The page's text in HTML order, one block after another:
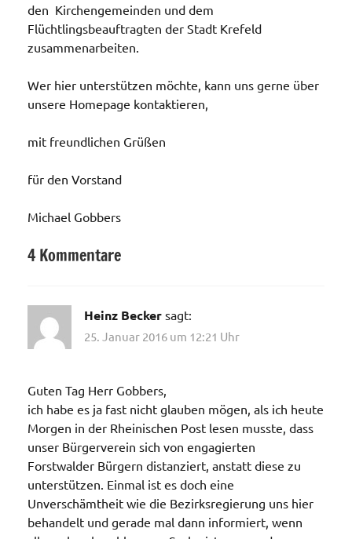
den Kirchengemeinden und dem
Flüchtlingsbeauftragten der Stadt Krefeld
zusammenarbeiten.
Wer hier unterstützen möchte, kann uns gerne über
unsere Homepage kontaktieren,
mit freundlichen Grüßen
für den Vorstand
Michael Gobbers
4 Kommentare
Heinz Becker sagt:
25. Januar 2016 um 12:21 Uhr
Guten Tag Herr Gobbers,
ich habe es ja fast nicht glauben mögen, als ich heute
Morgen in der Rheinischen Post lesen musste, dass
unser Bürgerverein sich von engagierten
Forstwalder Bürgern distanziert, anstatt diese zu
unterstützen. Einmal ist es doch eine
Unverschämtheit wie die Bezirksregierung uns hier
behandelt und gerade mal dann informiert, wenn